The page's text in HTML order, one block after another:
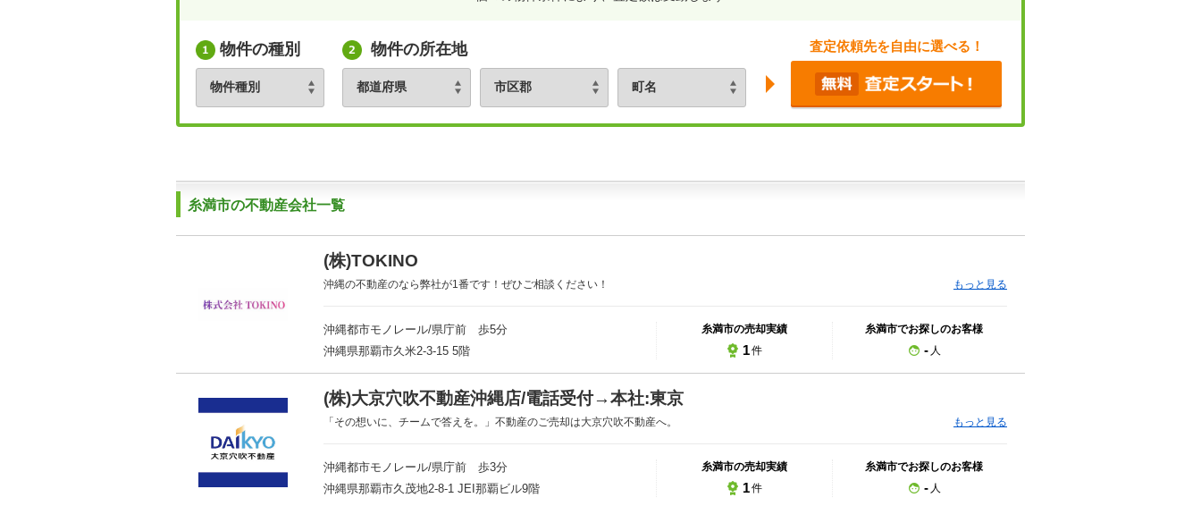
物件の種別 物件の所在地 査定依頼先を自由に選べる！
糸満市の不動産会社一覧
(株)TOKINO
沖縄の不動産のなら弊社が1番です！ぜひご相談ください！ もっと見る
沖縄都市モノレール/県庁前 歩5分
沖縄県那覇市久米2-3-15 5階
糸満市の売却実績
1件
糸満市でお探しのお客様
- 人
(株)大京穴吹不動産沖縄店/電話受付→本社:東京
「その想いに、チームで答えを。」不動産のご売却は大京穴吹不動産へ。 もっと見る
沖縄都市モノレール/県庁前 歩3分
沖縄県那覇市久茂地2-8-1 JEI那覇ビル9階
糸満市の売却実績
1件
糸満市でお探しのお客様
- 人